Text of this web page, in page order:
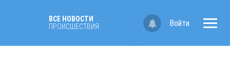
ВСЕ НОВОСТИ
ПРОИСШЕСТВИЯ
Войти